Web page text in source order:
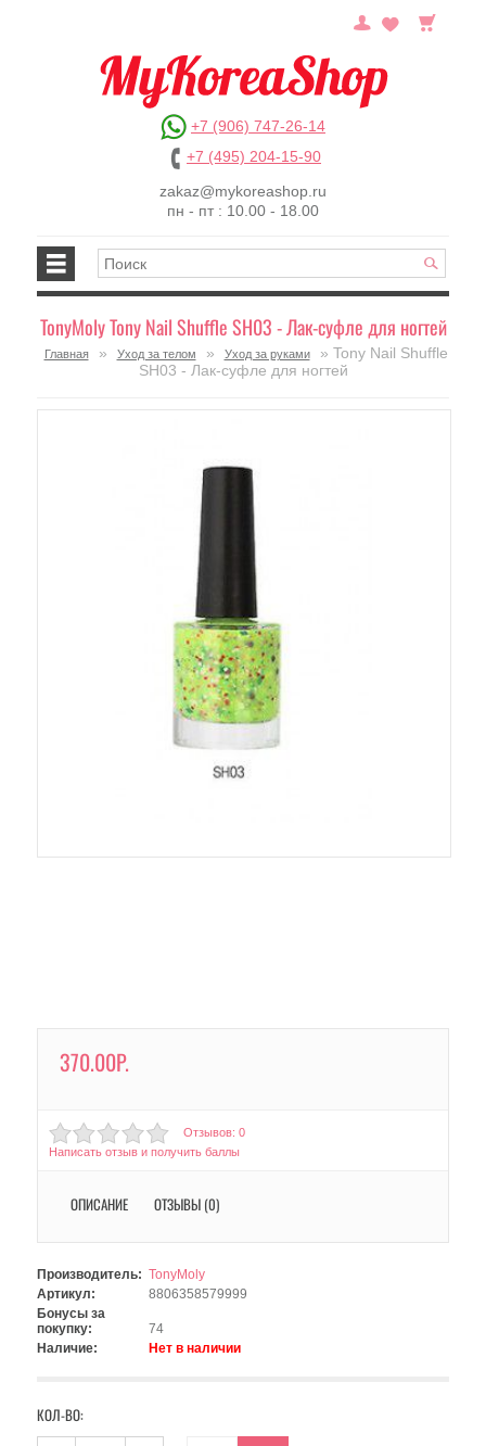
+7 (906) 747-26-14
+7 (495) 204-15-90
zakaz@mykoreashop.ru
пн - пт : 10.00 - 18.00
TonyMoly Tony Nail Shuffle SH03 - Лак-суфле для ногтей
Главная » Уход за телом » Уход за руками
» Tony Nail Shuffle
SH03 - Лак-суфле для ногтей
370.00Р.
Отзывов: 0
Написать отзыв и получить баллы
ОПИСАНИЕ ОТЗЫВЫ (0)
Производитель: TonyMoly
Артикул:
8806358579999
Бонусы за
покупку:
74
Наличие:
Нет в наличии
КОЛ-ВО: